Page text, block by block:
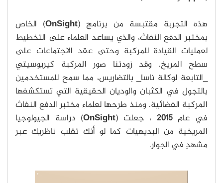
هذه التجربة مقتبسة من برنامج (OnSight) الخاص
بمختبر الدفع النفاث، والذي يساعد العلماء على التخطيط
لعمليات القيادة للمركبة وحتى عقد الاجتماعات على
سطح المريخ. وقد زودتنا صور المركبة كيريوسيتي
_التابعة لوكالة ناسا_ بالتضاريس، مما سمح للمستخدمين
بالتجول في الكثبان والوديان الحقيقية التي تستكشفها
المركبة الفضائية. ومنذ طرحها لعلماء مختبر الدفع النفاث
في عام2015 ، جعلت (OnSight) دراسة الجيولوجيا
المريخية من البديهيات كما لو أنك تقلب ناظريك عبر
مشهدٍ في الجوار.